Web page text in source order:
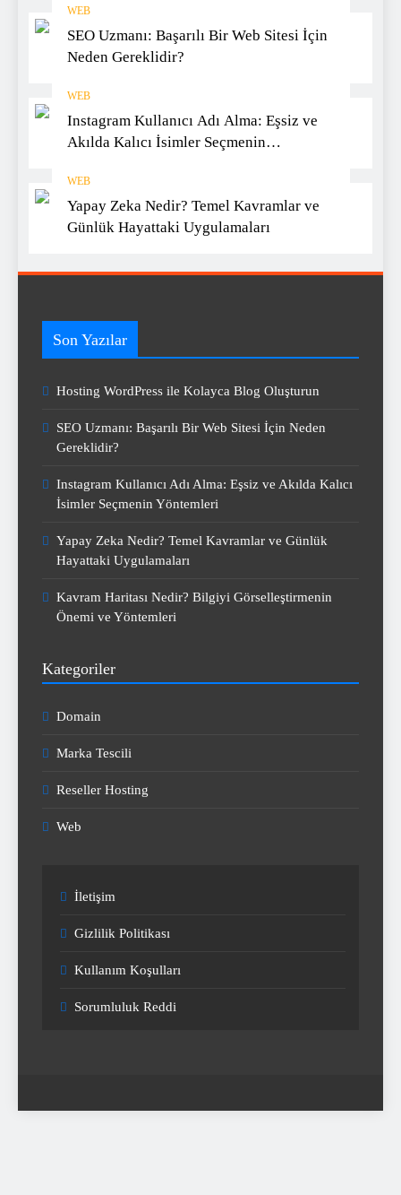
WEB
SEO Uzmanı: Başarılı Bir Web Sitesi İçin
Neden Gereklidir?
WEB
Instagram Kullanıcı Adı Alma: Eşsiz ve
Akılda Kalıcı İsimler Seçmenin
WEB
Yapay Zeka Nedir? Temel Kavramlar ve
Günlük Hayattaki Uygulamaları
Son Yazılar
Hosting WordPress ile Kolayca Blog Oluşturun
SEO Uzmanı: Başarılı Bir Web Sitesi İçin Neden
Gereklidir?
Instagram Kullanıcı Adı Alma: Eşsiz ve Akılda Kalıcı
İsimler Seçmenin Yöntemleri
Yapay Zeka Nedir? Temel Kavramlar ve Günlük
Hayattaki Uygulamaları
Kavram Haritası Nedir? Bilgiyi Görselleştirmenin
Önemi ve Yöntemleri
Kategoriler
Domain
Marka Tescili
Reseller Hosting
Web
İletişim
Gizlilik Politikası
Kullanım Koşulları
Sorumluluk Reddi